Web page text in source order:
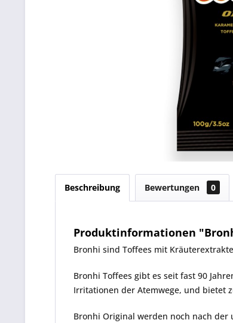
Beschreibung Bewertungen 0
Produktinformationen
Bronhi sind Toffees mit
Bronhi Toffees gibt es seit fast 90
Irritationen der Atemwege, und bietet
Bronhi Original werden noch nach der